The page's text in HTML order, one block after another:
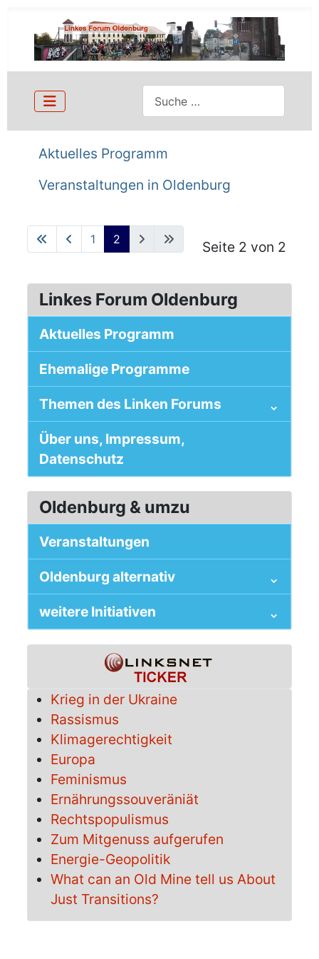
Suchen
Aktuelles Programm
Veranstaltungen in Oldenburg
Seite 2 von 2
1 2
Linkes Forum Oldenburg
Aktuelles Programm
Ehemalige Programme
Themen des Linken Forums
Über uns, Impressum,
Datenschutz
Oldenburg & umzu
Veranstaltungen
Oldenburg alternativ
weitere Initiativen
Krieg in der Ukraine
Rassismus
Klimagerechtigkeit
Europa
Feminismus
Ernährungssouveräniät
Rechtspopulismus
Zum Mitgenuss aufgerufen
Energie-Geopolitik
What can an Old Mine tell us About
Just Transitions?